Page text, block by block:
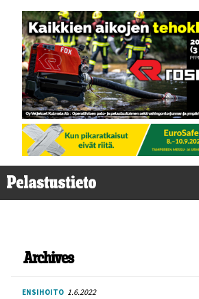
Archives
ENSIHOITO 1.6.2022